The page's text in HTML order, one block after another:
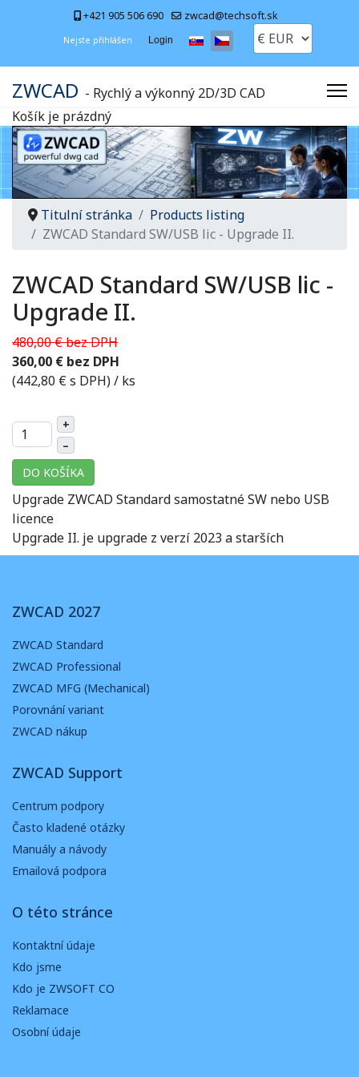
+421 905 506 690 zwcad@techsoft.sk
Nejste přihlášen Login Zvolte jazyk
ZWCAD - Rychlý a výkonný 2D/3D CAD
Košík je prázdný
Titulní stránka
Products listing
ZWCAD Standard SW/USB lic - Upgrade II.
ZWCAD Standard SW/USB lic -
Upgrade II.
480,00 € bez DPH
360,00 € bez DPH
(442,80 € s DPH)/ ks
+
–
DO KOŠÍKA
Upgrade ZWCAD Standard samostatné SW nebo USB
licence
Upgrade II. je upgrade z verzí 2023 a starších
ZWCAD 2027
ZWCAD Standard
ZWCAD Professional
ZWCAD MFG (Mechanical)
Porovnání variant
ZWCAD nákup
ZWCAD Support
Centrum podpory
Často kladené otázky
Manuály a návody
Emailová podpora
O této stránce
Kontaktní údaje
Kdo jsme
Kdo je ZWSOFT CO
Reklamace
Osobní údaje